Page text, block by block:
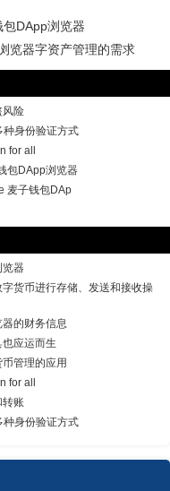
DApp浏览器
览器字资产管理的需求
风险
身份验证方式
for all
包DApp浏览器
麦子钱包DAp
览器
货币进行存储、发送和接收操
的财务信息
应运而生
管理的应用
for all
转账
身份验证方式